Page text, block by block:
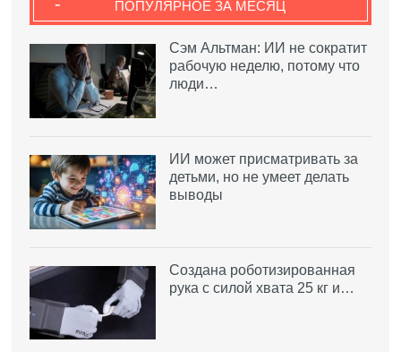
ПОПУЛЯРНОЕ ЗА МЕСЯЦ
Сэм Альтман: ИИ не сократит
рабочую неделю, потому что
люди…
ИИ может присматривать за
детьми, но не умеет делать
выводы
Создана роботизированная
рука с силой хвата 25 кг и…